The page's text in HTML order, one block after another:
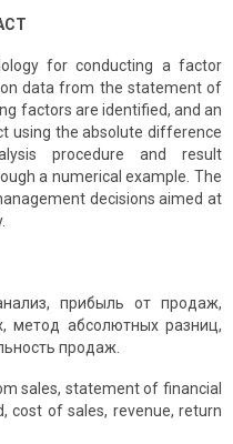
for conducting a factor
data from the statement of
factors are identified, and an
using the absolute difference
procedure and result
a numerical example. The
decisions aimed at
прибыль от продаж,
метод абсолютных разниц,
продаж.
sales, statement of financial
cost of sales, revenue, return